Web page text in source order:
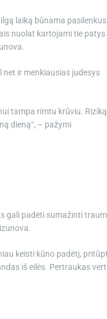
laiką būnama pasilenkus
nuolat kartojami tie patys
ir menkiausias judesys
tampa rimtu krūviu. Riziką
dieną“, – pažymi
gali padėti sumažinti
keisti kūno padėtį,
iš eilės. Pertraukas